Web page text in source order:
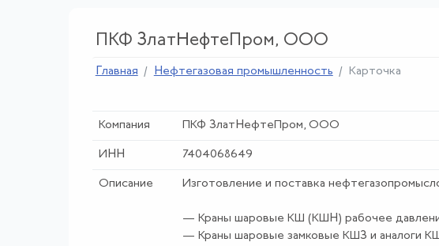
ПКФ ЗлатНефтеПром, ООО
Главная Нефтегазовая промышленность Карточка
Компания ПКФ ЗлатНефтеПром, ООО
ИНН 7404068649
Описание Изготовление и поставка
— Краны шаровые КШ (КШН) рабочее
— Краны шаровые замковые КШЗ и аналоги